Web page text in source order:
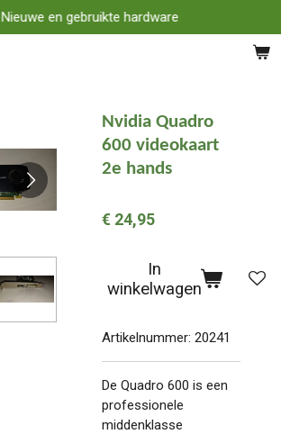
Nieuwe en gebruikte hardware
Nvidia Quadro
600 videokaart
2e hands
€ 24,95
In
winkelwagen
Artikelnummer: 20241
De Quadro 600 is een
professionele
middenklasse